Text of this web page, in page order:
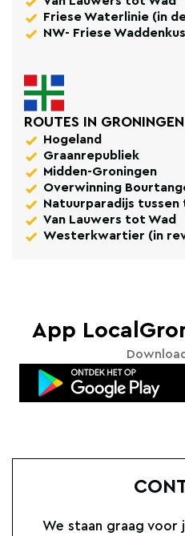
Friese Waterlinie (in
NW- Friese
ROUTES IN GRONINGEN
Hogeland
Graanrepubliek
Midden-Groningen
Overwinning
Natuurparadijs tussen
Van Lauwers tot Wad
Westerkwartier (in
App
We staan graag voor